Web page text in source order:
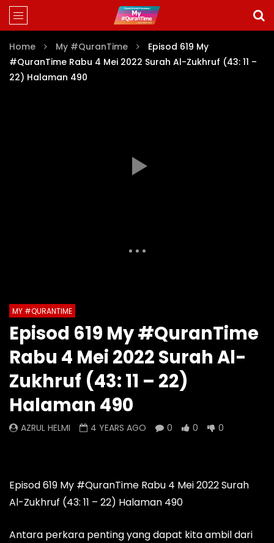
Home My #QuranTime
Episod 619 My
#QuranTime Rabu 4 Mei 2022 Surah Al-Zukhruf (43: 11 –
22) Halaman 490
0 Comments
Episod 1332 My #QuranTime
2.0
AZRUL HELMI
23 HOURS AGO - LUD:4 DAYS AGO
0
0 0
Episod 1331 My
AZRUL HELMI
MY #QURANTIME
Episod 619 My #QuranTime
Rabu 4 Mei 2022 Surah Al-
Zukhruf (43: 11 – 22)
Halaman 490
AZRUL HELMI 4 YEARS AGO 0 0 0
Episod 619 My #QuranTime Rabu 4 Mei 2022 Surah
Al-Zukhruf (43: 11 – 22) Halaman 490
Antara perkara penting yang dapat kita ambil dari